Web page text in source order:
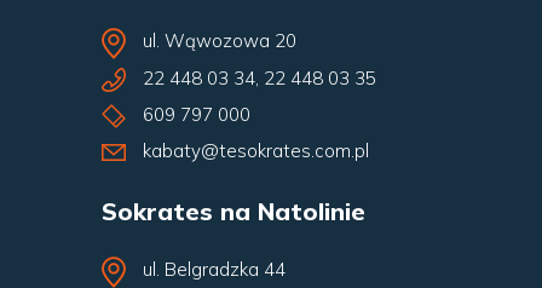
ul. Wąwozowa 20
22 448 03 34 22 448 03 35
609 797 000
kabaty@tesokrates.com.pl
Sokrates na Natolinie
ul. Belgradzka 44